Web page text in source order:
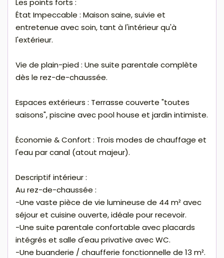
Les points forts :
État Impeccable : Maison saine, suivie et
entretenue avec soin, tant à l'intérieur qu'à
l'extérieur.
Vie de plain-pied : Une suite parentale complète
dès le rez-de-chaussée.
Espaces extérieurs : Terrasse couverte "toutes
saisons", piscine avec pool house et jardin intimiste.
Économie & Confort : Trois modes de chauffage et
l'eau par canal (atout majeur).
Descriptif intérieur :
Au rez-de-chaussée :
-Une vaste pièce de vie lumineuse de 44 m² avec
séjour et cuisine ouverte, idéale pour recevoir.
-Une suite parentale confortable avec placards
intégrés et salle d'eau privative avec WC.
-Une buanderie / chaufferie fonctionnelle de 13 m².